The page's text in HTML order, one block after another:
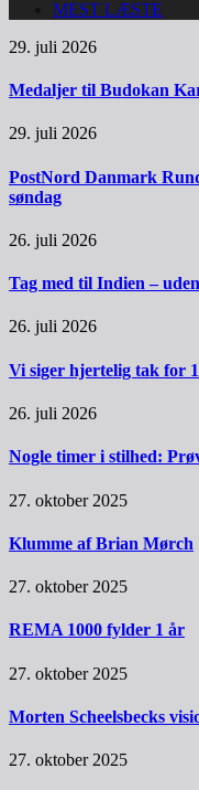
MEST LÆSTE
29. juli 2026
Medaljer til Budokan
29. juli 2026
PostNord Danmark
søndag
26. juli 2026
Tag med til Indien –
26. juli 2026
Vi siger hjertelig tak for
26. juli 2026
Nogle timer i stilhed:
27. oktober 2025
Klumme af Brian Mørch
27. oktober 2025
REMA 1000 fylder 1 år
27. oktober 2025
Morten Scheelsbecks
27. oktober 2025